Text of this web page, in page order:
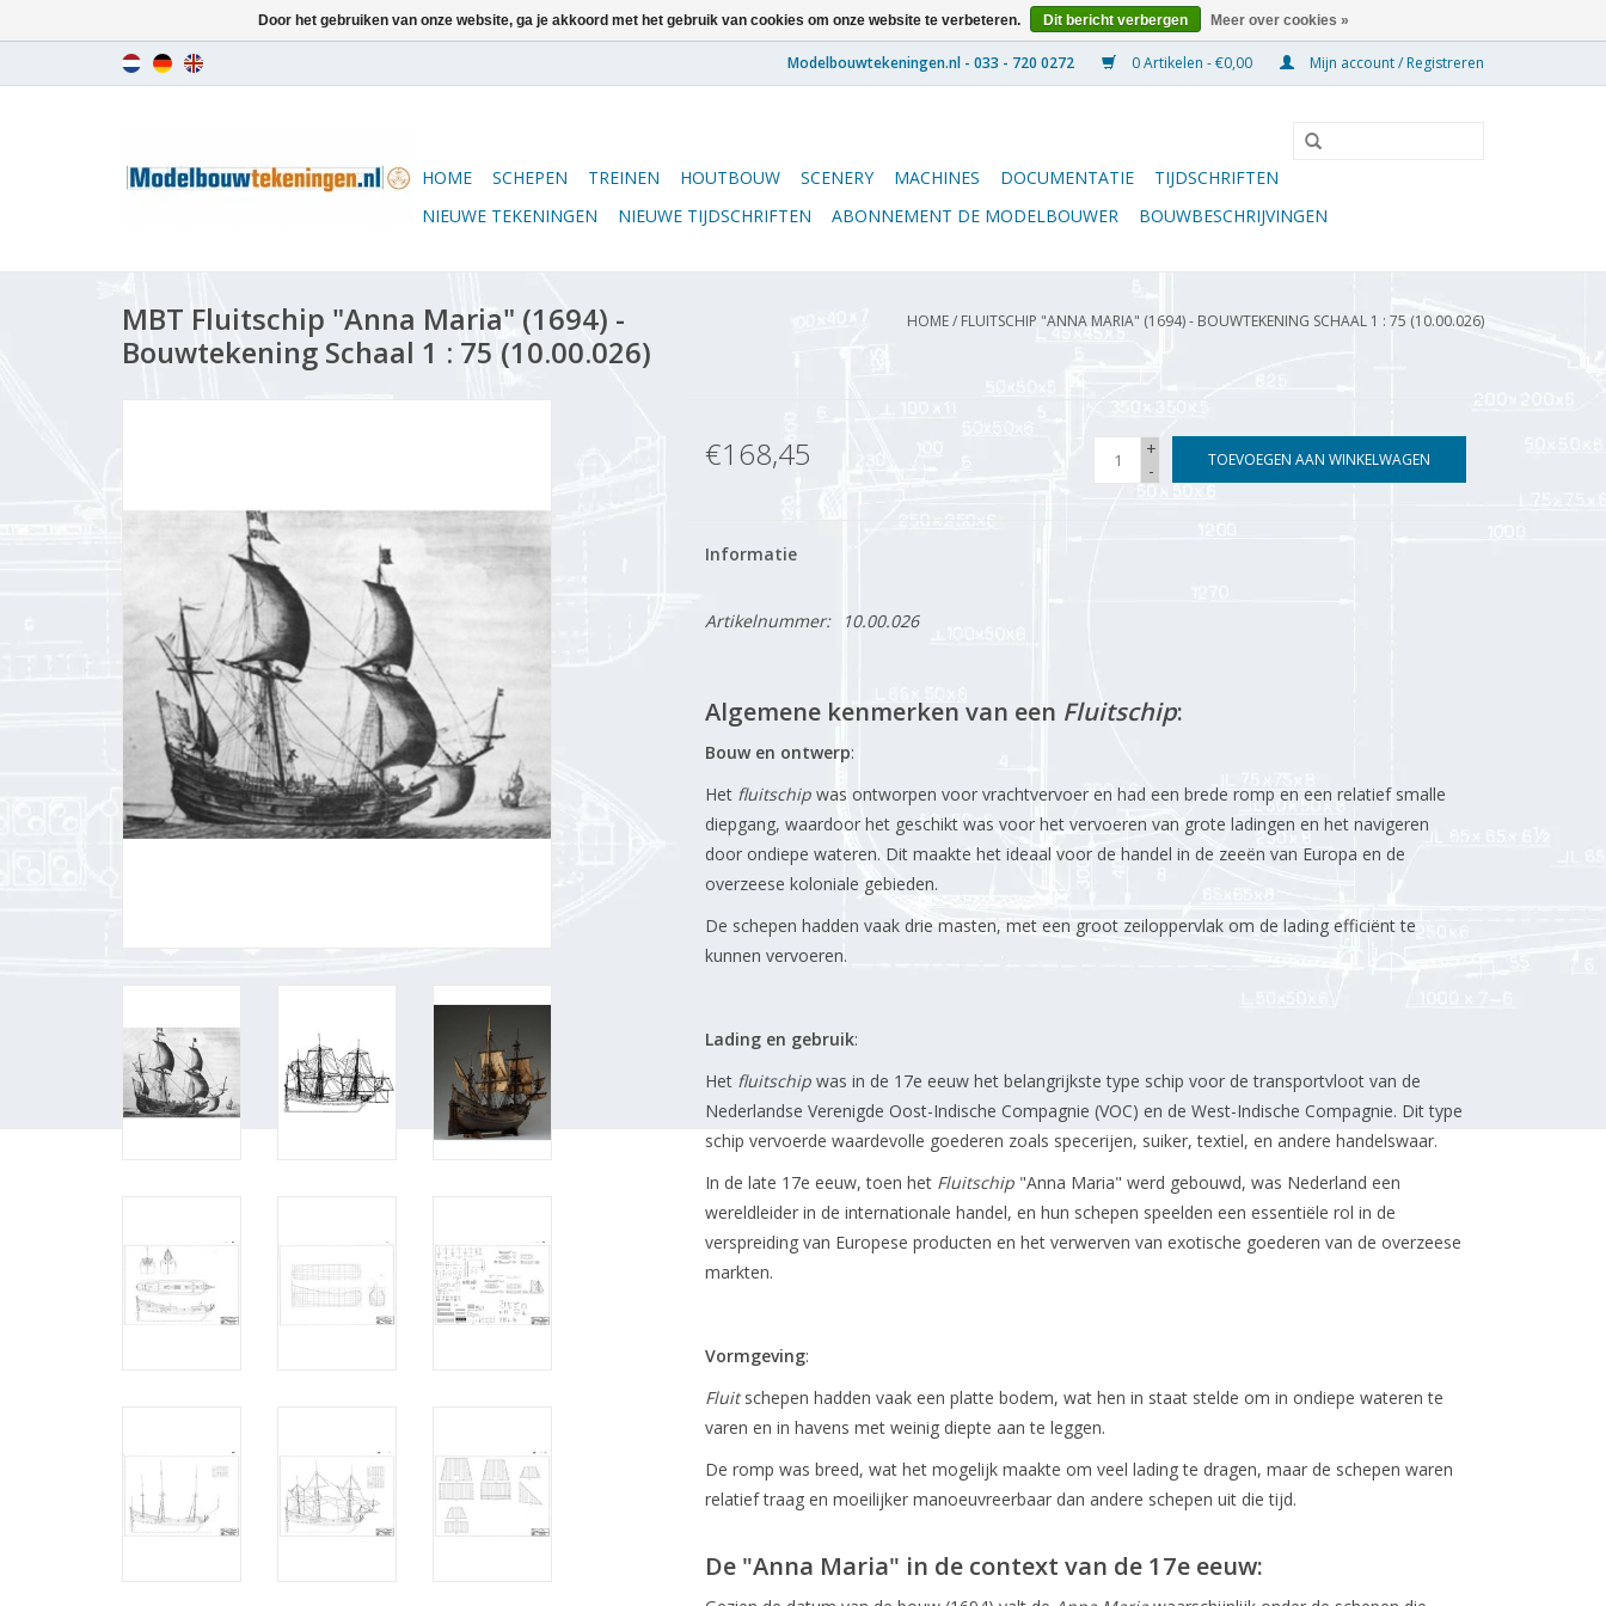
0 Artikelen - €0,00 Mijn account / Registreren
HOME SCHEPEN TREINEN HOUTBOUW SCENERY MACHINES DOCUMENTATIE
TIJDSCHRIFTEN
NIEUWE TEKENINGEN
NIEUWE TIJDSCHRIFTEN ABONNEMENT DE MODELBOUWER BOUWBESCHRIJVINGEN
MBT Fluitschip "Anna Maria" (1694) -
Bouwtekening Schaal 1 : 75 (10.00.026)
HOME/ FLUITSCHIP "ANNA MARIA" (1694) - BOUWTEKENING SCHAAL 1 : 75 (10.00.026)
€168,45
+
-
TOEVOEGEN AAN WINKELWAGEN
Informatie
Artikelnummer: 10.00.026
Algemene kenmerken van een Fluitschip:
Bouw en ontwerp:
Het fluitschipwas ontworpen voor vrachtvervoer en had een brede romp en een relatief smalle
diepgang, waardoor het geschikt was voor het vervoeren van grote ladingen en het navigeren
door ondiepe wateren. Dit maakte het ideaal voor de handel in de zeeën van Europa en de
overzeese koloniale gebieden.
De schepen hadden vaak drie masten, met een groot zeiloppervlak om de lading efficiënt te
kunnen vervoeren.
Lading en gebruik:
Het fluitschipwas in de 17e eeuw het belangrijkste type schip voor de transportvloot van de
Nederlandse Verenigde Oost-Indische Compagnie (VOC) en de West-Indische Compagnie. Dit type
schip vervoerde waardevolle goederen zoals specerijen, suiker, textiel, en andere handelswaar.
In de late 17e eeuw, toen het Fluitschip"Anna Maria" werd gebouwd, was Nederland een
wereldleider in de internationale handel, en hun schepen speelden een essentiële rol in de
verspreiding van Europese producten en het verwerven van exotische goederen van de overzeese
markten.
Vormgeving:
Fluitschepen hadden vaak een platte bodem, wat hen in staat stelde om in ondiepe wateren te
varen en in havens met weinig diepte aan te leggen.
De romp was breed, wat het mogelijk maakte om veel lading te dragen, maar de schepen waren
relatief traag en moeilijker manoeuvreerbaar dan andere schepen uit die tijd.
De "Anna Maria" in de context van de 17e eeuw:
Door het gebruiken van onze website, ga je akkoord met het gebruik van cookies om onze website te verbeteren. Dit bericht verbergen Meer over cookies »